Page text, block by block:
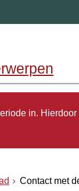
in.
Contact met